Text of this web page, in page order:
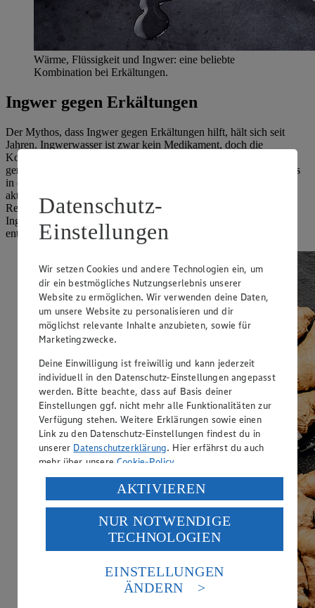
Wärme, Flüssigkeit und Ingwer: eine beliebte
Kombination bei Erkältungen.
Ingwer gegen Erkältungen
Der Mythos, dass Ingwer gegen Erkältungen hilft, hält sich seit
Jahren. Ingwerwasser ist zwar kein Medikament, doch die
Kombination aus Wärme und der Zufuhr von Flüssigkeit wird
gerade in der kalten Jahreszeit als sehr wohltuend empfunden. Das
in der Ingwerknolle enthaltene Gingerol soll die Verdauung
aktivieren und gegen Entzündungen helfen, indem es die
Rezeptoren der Immunzellen aktiviert. Wenn du zu deinem
Ingwerwasser noch etwas Zitrone hinzufügst, unterstützt das
enthaltene Vitamin C zusätzlich dein Immunsystem.
Datenschutz-
Einstellungen
Wir setzen Cookies und andere Technologien ein, um
dir ein bestmögliches Nutzungserlebnis unserer
Website zu ermöglichen. Wir verwenden deine Daten,
um unsere Website zu personalisieren und dir
möglichst relevante Inhalte anzubieten, sowie für
Marketingzwecke.
Deine Einwilligung ist freiwillig und kann jederzeit
individuell in den Datenschutz-Einstellungen angepasst
werden. Bitte beachte, dass auf Basis deiner
Einstellungen ggf. nicht mehr alle Funktionalitäten zur
Verfügung stehen. Weitere Erklärungen sowie einen
Link zu den Datenschutz-Einstellungen findest du in
unserer Datenschutzerklärung. Hier erfährst du auch
mehr über unsereCookie-Policy.
Verarbeitung deiner personenbezogenen Daten in den
USA durch Facebook und YouTube:
Wenn du auf „Aktivieren“ klickst, willigst du im Sinne
des Art. 49 Abs. 1 Satz 1 lit. a) DSGVO ein, dass deine
Daten in den USA verarbeitet werden. Der EuGH sieht
die USA als Land mit einem nach europäischen
Standards nicht angemessenen Datenschutzniveau an.
Es besteht das Risiko eines Zugriffs durch US-
AKTIVIEREN
NUR NOTWENDIGE
TECHNOLOGIEN
EINSTELLUNGEN
ÄNDERN